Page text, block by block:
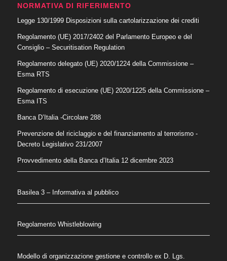
NORMATIVA DI RIFERIMENTO
Legge 130/1999 Disposizioni sulla cartolarizzazione dei crediti
Regolamento (UE) 2017/2402 del Parlamento Europeo e del
Consiglio – Securitisation Regulation
Regolamento delegato (UE) 2020/1224 della Commissione –
Esma RTS
Regolamento di esecuzione (UE) 2020/1225 della Commissione –
Esma ITS
Banca D’Italia -Circolare 288
Prevenzione del riciclaggio e del finanziamento al terrorismo -
Decreto Legislativo 231/2007
Provvedimento della Banca d’Italia 12 dicembre 2023
Basilea 3 – Informativa al pubblico
Regolamento Whistleblowing
Modello di organizzazione gestione e controllo ex D. Lgs.